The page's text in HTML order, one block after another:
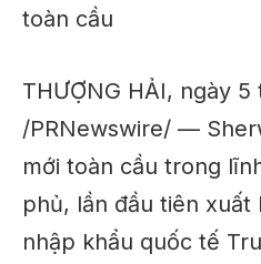
toàn cầu
THƯỢNG HẢI, ngày 5
/PRNewswire/ —
mới toàn cầu trong
phủ, lần đầu tiên xuất
nhập khẩu quốc tế